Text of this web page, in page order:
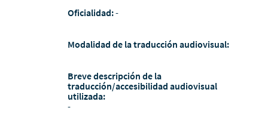
Oficialidad:-
Modalidad de la traducción audiovisual:
Breve descripción de la
traducción/accesibilidad audiovisual
utilizada:
-